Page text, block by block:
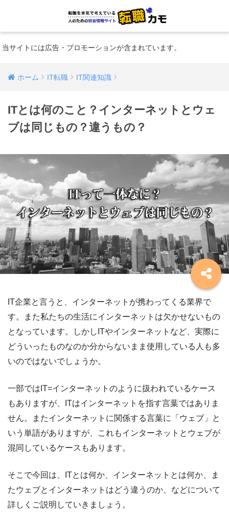
当サイトには広告・プロモーションが含まれています。
ホーム IT転職 IT関連知識
ITとは何のこと？インターネットとウェ
ブは同じもの？違うもの？
IT企業と言うと、インターネットが携わってくる業界で
す。また私たちの生活にインターネットは欠かせないもの
となっています。しかしITやインターネットなど、実際に
どういったものなのか分からないまま使用している人も多
いのではないでしょうか。
一部ではIT=インターネットのように扱われているケース
もありますが、ITはインターネットを指す言葉ではありま
せん。またインターネットに関係する言葉に「ウェブ」と
いう単語がありますが、これもインターネットとウェブが
混同しているケースもあります。
そこで今回は、ITとは何か、インターネットとは何か、ま
たウェブとインターネットはどう違うのか、などについて
詳しくご説明していきましょう。